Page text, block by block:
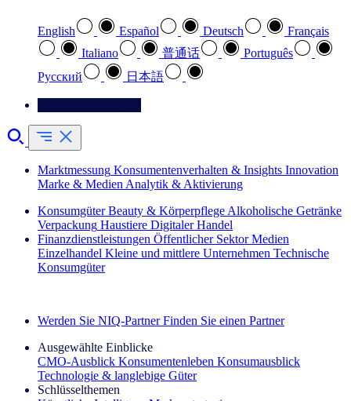
English Español Deutsch
Français
Italiano
普通话
Português
Pусский
日本語
Marktmessung Konsumentenverhalten & Insights Innovation
Marke & Medien Analytik & Aktivierung
Konsumgüter Beauty & Körperpflege Alkoholische Getränke
Verpackung Haustiere Digitaler Handel
Finanzdienstleistungen Öffentlicher Sektor Medien
Einzelhandel Kleine und mittlere Unternehmen Technische
Konsumgüter
Werden Sie NIQ-Partner Finden Sie einen Partner
Ausgewählte Einblicke
CMO‑Ausblick Konsumentenleben Konsumausblick
Technologie & langlebige Güter
Schlüsselthemen